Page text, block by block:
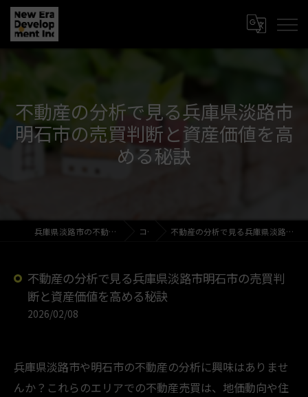
不動産の分析で見る兵庫県淡路市
明石市の売買判断と資産価値を高
める秘訣
兵庫県淡路市の不動産売買なら新時代開発株式会社 コラム 不動産の分析で見る兵庫県淡路市明石市の売買判断と資産価値を高める秘訣
不動産の分析で見る兵庫県淡路市明石市の売買判
断と資産価値を高める秘訣
2026/02/08
兵庫県淡路市や明石市の不動産の分析に興味はありませ
んか？これらのエリアでの不動産売買は、地価動向や住